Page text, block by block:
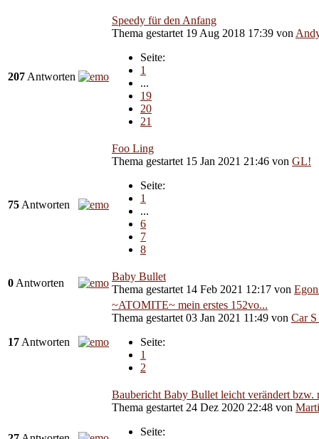
207 Antworten
Speedy für den Anfang
Thema gestartet 19 Aug 2018 17:39 von
Seite:
1
...
19
20
21
75 Antworten
Foo Ling
Thema gestartet 15 Jan 2021 21:46 von GL!
Seite:
1
...
6
7
8
0 Antworten
Baby Bullet
Thema gestartet 14 Feb 2021 12:17 von
17 Antworten
~ATOMITE~ mein erstes 152vo...
Thema gestartet 03 Jan 2021 11:49 von Car S
Seite:
1
2
Baubericht Baby Bullet leicht verändert bzw.
Thema gestartet 24 Dez 2020 22:48 von
Seite: